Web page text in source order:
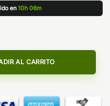
en 10h 06m
Atmos Lab cantidad
AL CARRITO